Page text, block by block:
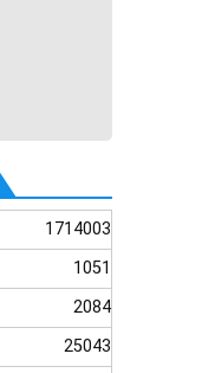
1714003
1051
2084
25043